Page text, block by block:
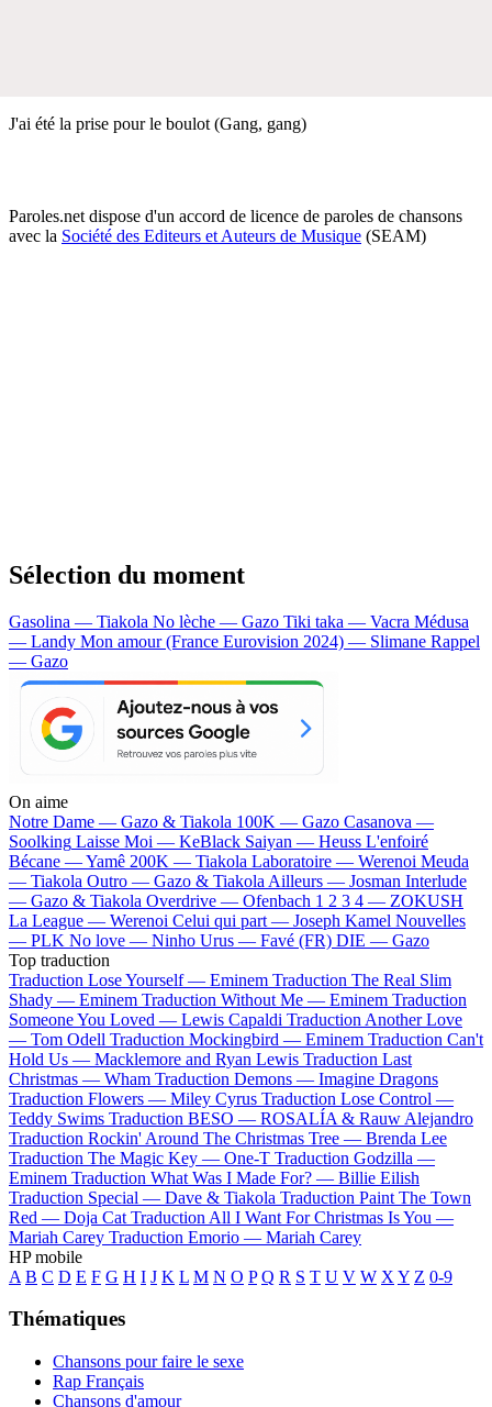
J'ai été la prise pour le boulot (Gang, gang)
Paroles.net dispose d'un accord de licence de paroles de chansons
avec la Société des Editeurs et Auteurs de Musique (SEAM)
Sélection du moment
Gasolina — Tiakola No lèche — Gazo Tiki taka — Vacra Médusa
— Landy Mon amour (France Eurovision 2024) — Slimane Rappel
— Gazo
On aime
Notre Dame — Gazo & Tiakola 100K — Gazo Casanova —
Soolking Laisse Moi — KeBlack Saiyan — Heuss L'enfoiré
Bécane —Yamê 200K — Tiakola Laboratoire — Werenoi Meuda
— Tiakola Outro — Gazo & Tiakola Ailleurs — Josman Interlude
— Gazo & Tiakola Overdrive — Ofenbach 1 2 3 4 — ZOKUSH
La League — Werenoi Celui qui part — Joseph Kamel Nouvelles
— PLK No love — Ninho Urus — Favé (FR) DIE — Gazo
Top traduction
Traduction Lose Yourself — Eminem Traduction The Real Slim
Shady — Eminem Traduction Without Me — Eminem Traduction
Someone You Loved — Lewis Capaldi Traduction Another Love
— Tom Odell Traduction Mockingbird — Eminem Traduction Can't
Hold Us — Macklemore and Ryan Lewis Traduction Last
Christmas — Wham Traduction Demons — Imagine Dragons
Traduction Flowers — Miley Cyrus Traduction Lose Control —
Teddy Swims Traduction BESO — ROSALÍA & Rauw Alejandro
Traduction Rockin' Around The Christmas Tree — Brenda Lee
Traduction The Magic Key — One-T Traduction Godzilla —
Eminem Traduction What Was I Made For? — Billie Eilish
Traduction Special — Dave & Tiakola Traduction Paint The Town
Red — Doja Cat Traduction All I Want For Christmas Is You —
Mariah Carey Traduction Emorio — Mariah Carey
HP mobile
A B C D E F G H I J K L M N O P Q R S T U V W X Y Z 0-9
Thématiques
Chansons pour faire le sexe
Rap Français
Chansons d'amour